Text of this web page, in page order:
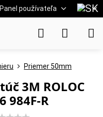
Panel používateľa
Priemer 50mm
3M ROLOC
984F-R